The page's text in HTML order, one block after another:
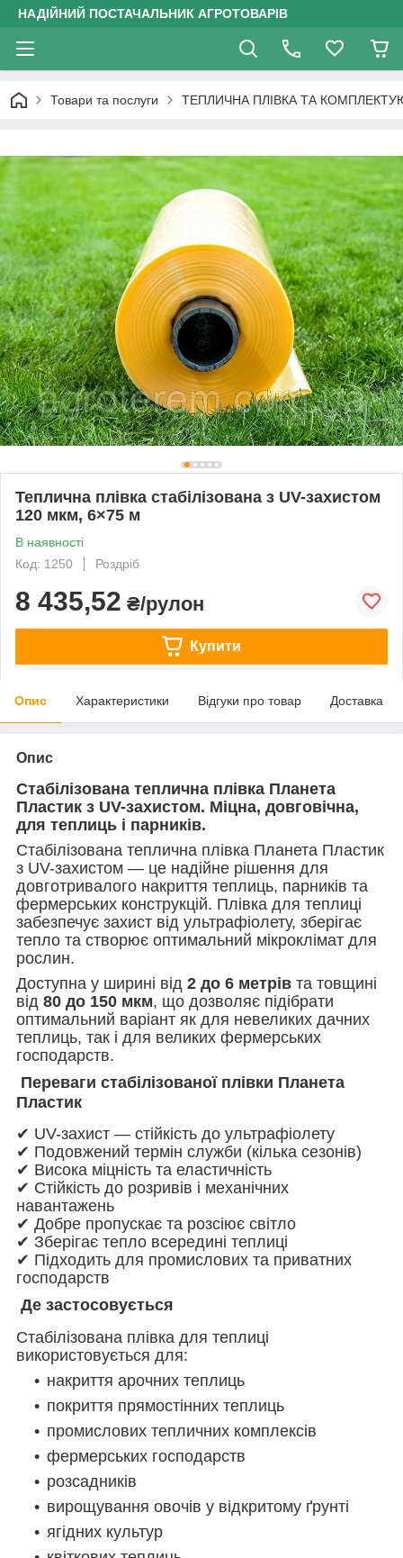
НАДІЙНИЙ ПОСТАЧАЛЬНИК АГРОТОВАРІВ
Товари та послуги ТЕПЛИЧНА ПЛІВКА ТА
Теплична плівка стабілізована з UV-захистом
120 мкм, 6×75 м
В наявності
Код: 1250
Роздріб
8 435,52 ₴/рулон
Купити
Опис Характеристики Відгуки про товар Доставка
Опис
Стабілізована теплична плівка Планета
Пластик з UV-захистом. Міцна, довговічна,
для теплиць і парників.
Стабілізована теплична плівка Планета Пластик
з UV-захистом — це надійне рішення для
довготривалого накриття теплиць, парників та
фермерських конструкцій. Плівка для теплиці
забезпечує захист від ультрафіолету, зберігає
тепло та створює оптимальний мікроклімат для
рослин.
Доступна у ширині від 2 до 6 метрів та товщині
від 80 до 150 мкм, що дозволяє підібрати
оптимальний варіант як для невеликих дачних
теплиць, так і для великих фермерських
господарств.
Переваги стабілізованої плівки Планета
Пластик
✔ UV-захист — стійкість до ультрафіолету
✔ Подовжений термін служби (кілька сезонів)
✔ Висока міцність та еластичність
✔ Стійкість до розривів і механічних
навантажень
✔ Добре пропускає та розсіює світло
✔ Зберігає тепло всередині теплиці
✔ Підходить для промислових та приватних
господарств
Де застосовується
Стабілізована плівка для теплиці
використовується для:
накриття арочних теплиць
покриття прямостінних теплиць
промислових тепличних комплексів
фермерських господарств
розсадників
вирощування овочів у відкритому ґрунті
ягідних культур